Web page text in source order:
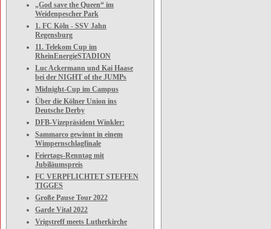
„God save the Queen“ im
Weidenpescher Park
1. FC Köln - SSV Jahn
Regensburg
11. Telekom Cup im
RheinEnergieSTADION
Luc Ackermann und Kai Haase
bei der NIGHT of the JUMPs
Midnight-Cup im Campus
Über die Kölner Union ins
Deutsche Derby
DFB-Vizepräsident Winkler:
Sammarco gewinnt in einem
Wimpernschlagfinale
Feiertags-Renntag mit
Jubiläumspreis
FC VERPFLICHTET STEFFEN
TIGGES
Große Pause Tour 2022
Garde Vital 2022
Vrigstreff meets Lutherkirche